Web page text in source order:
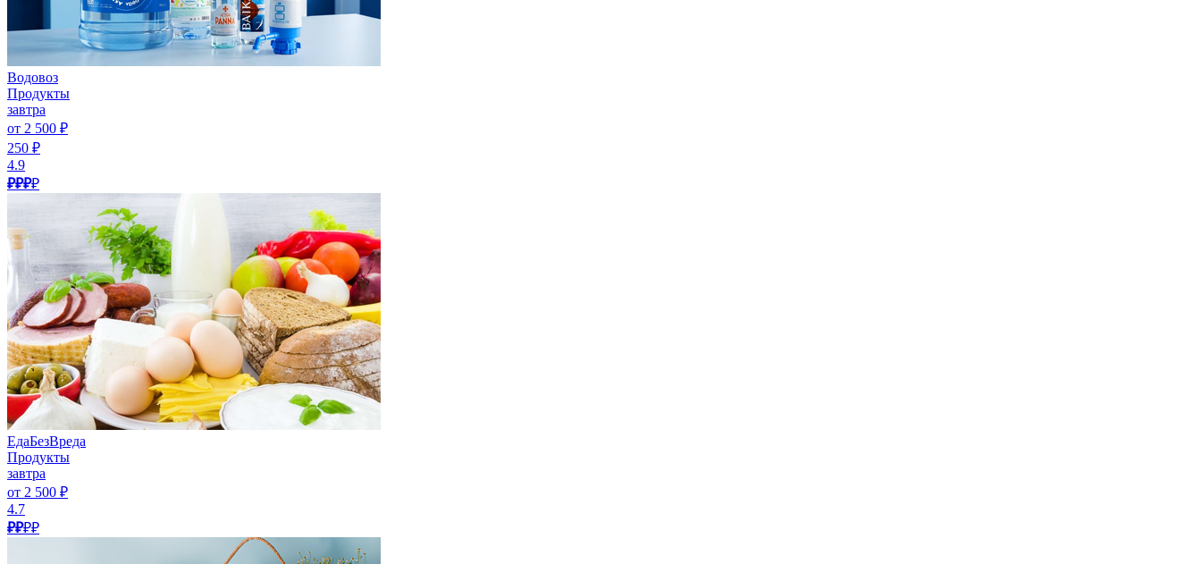
Водовоз
Продукты
завтра
от 2 500 ₽
250 ₽
4.9
₽₽₽₽
ЕдаБезВреда
Продукты
завтра
от 2 500 ₽
4.7
₽₽₽₽